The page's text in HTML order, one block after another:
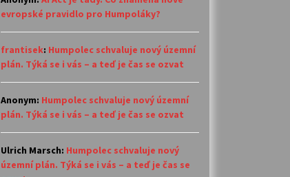
evropské pravidlo pro Humpoláky?
frantisek: Humpolec schvaluje nový územní
plán. Týká se i vás – a teď je čas se ozvat
Anonym: Humpolec schvaluje nový územní
plán. Týká se i vás – a teď je čas se ozvat
Ulrich Marsch: Humpolec schvaluje nový
územní plán. Týká se i vás – a teď je čas se